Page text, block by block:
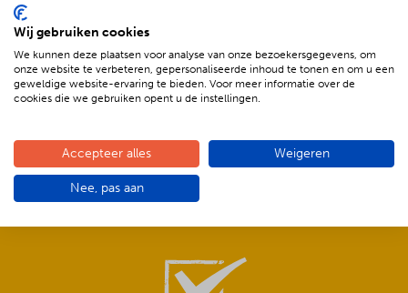
Compleet is ook écht compleet!
Frisse salades,
smeuïge sauzen,
Wij gebruiken cookies
We kunnen deze plaatsen voor analyse van onze bezoekersgegevens, om
onze website te verbeteren, gepersonaliseerde inhoud te tonen en om u een
geweldige website-ervaring te bieden. Voor meer informatie over de
cookies die we gebruiken opent u de instellingen.
Accepteer alles Weigeren
Nee, pas aan